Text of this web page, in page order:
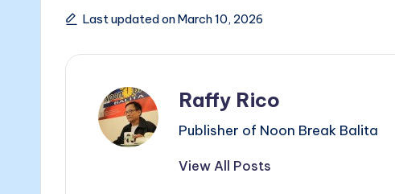
e
b
o
k
s
e
g
er
dI
Last updated on March 10, 2026
Raffy Rico
Publisher of Noon Break Balita
View All Posts